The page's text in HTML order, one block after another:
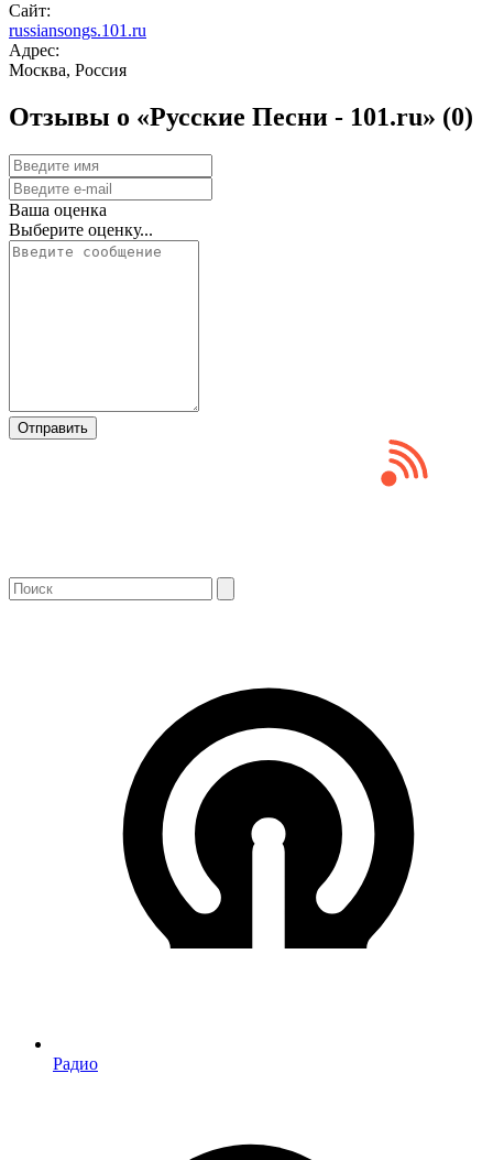
Сайт:
russiansongs.101.ru
Адрес:
Москва, Россия
Отзывы о «Русские Песни - 101.ru» (0)
Ваша оценка
Выберите оценку...
Отправить
Радио